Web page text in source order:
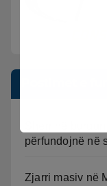
përfundojnë në
Zjarri masiv në